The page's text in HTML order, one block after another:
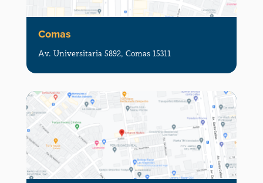
Comas
Av. Universitaria 5892, Comas 15311